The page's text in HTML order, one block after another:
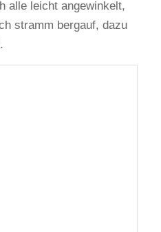
alle leicht angewinkelt,
stramm bergauf, dazu